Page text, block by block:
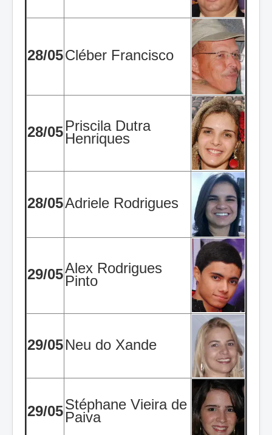
28/05Cléber Francisco
28/05Priscila Dutra
Henriques
28/05Adriele Rodrigues
29/05Alex Rodrigues
Pinto
29/05Neu do Xande
29/05Stéphane Vieira de
Paiva